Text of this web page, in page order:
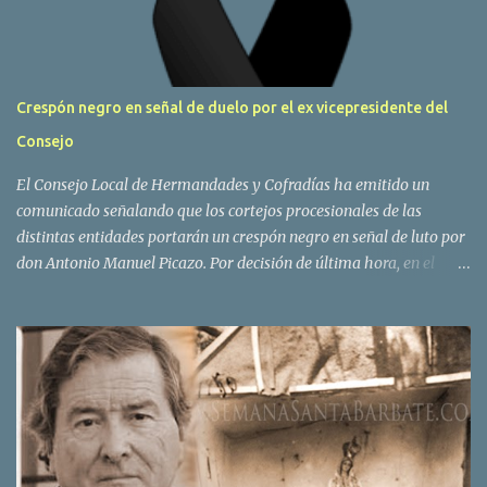
Crespón negro en señal de duelo por el ex vicepresidente del
Consejo
El Consejo Local de Hermandades y Cofradías ha emitido un
comunicado señalando que los cortejos procesionales de las
distintas entidades portarán un crespón negro en señal de luto por
don Antonio Manuel Picazo. Por decisión de última hora, en el
especialmente, la de la Borriquita. COMUNICADO DEL CONSEJO
LOCAL DE HH Y CC Desde estas líneas queremos mostrar nuestro
dolor y tristeza más profunda por la pérdida de nuestro hermano
D. Antonio Manuel Picazo Amaya, fallecido en la noche de ayer a
la edad de 71 años. Hermano de la Cofradía del Amor y ex
hermano mayor de la Hermandad de la Soledad y Santo Entierro,